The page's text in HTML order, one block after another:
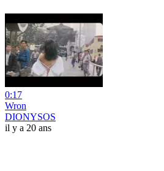
0:17
Wron
DIONYSOS
il y a 20 ans